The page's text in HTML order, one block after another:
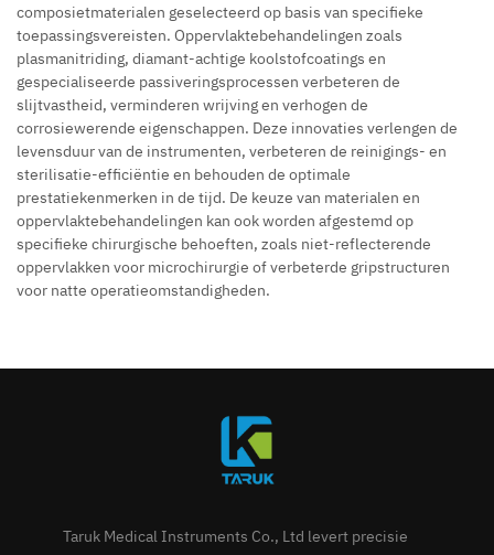
composietmaterialen geselecteerd op basis van specifieke
toepassingsvereisten. Oppervlaktebehandelingen zoals
plasmanitriding, diamant-achtige koolstofcoatings en
gespecialiseerde passiveringsprocessen verbeteren de
slijtvastheid, verminderen wrijving en verhogen de
corrosiewerende eigenschappen. Deze innovaties verlengen de
levensduur van de instrumenten, verbeteren de reinigings- en
sterilisatie-efficiëntie en behouden de optimale
prestatiekenmerken in de tijd. De keuze van materialen en
oppervlaktebehandelingen kan ook worden afgestemd op
specifieke chirurgische behoeften, zoals niet-reflecterende
oppervlakken voor microchirurgie of verbeterde gripstructuren
voor natte operatieomstandigheden.
Taruk Medical Instruments Co., Ltd levert precisie